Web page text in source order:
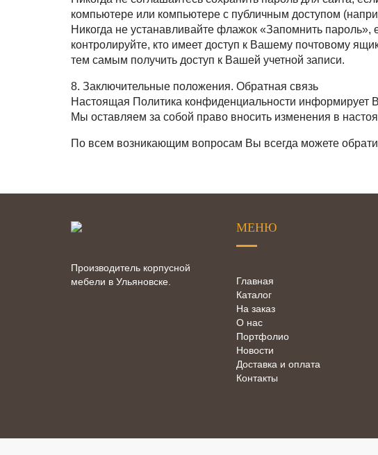
компьютере или компьютере с публичным доступом
Никогда не устанавливайте флажок «Запомнить
контролируйте, кто имеет доступ к Вашему почтовому
тем самым получить доступ к Вашей учетной записи.
8. Заключительные положения. Обратная связь
Настоящая Политика конфиденциальности информирует
Мы оставляем за собой право вносить изменения в
По всем возникающим вопросам Вы всегда можете
Производитель корпусной
мебели в Ульяновске.
МЕНЮ
Главная
Каталог
На заказ
О нас
Портфолио
Новости
Доставка и оплата
Контакты